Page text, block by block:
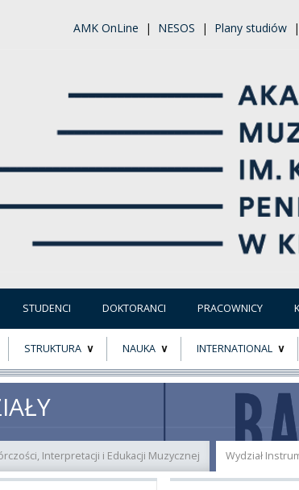
AMK OnLine | NESOS | Plany studiów |
STUDENCI DOKTORANCI PRACOWNICY
STRUKTURA
WYDZIAŁY
NAUKA
JAKOŚĆ KSZTAŁCENIA
INTERNATIONAL
Interpretacji i Edukacji Muzycznej Wydział